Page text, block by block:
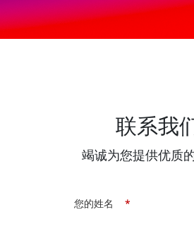
联系我
竭诚为您提供优质
*
您的姓名